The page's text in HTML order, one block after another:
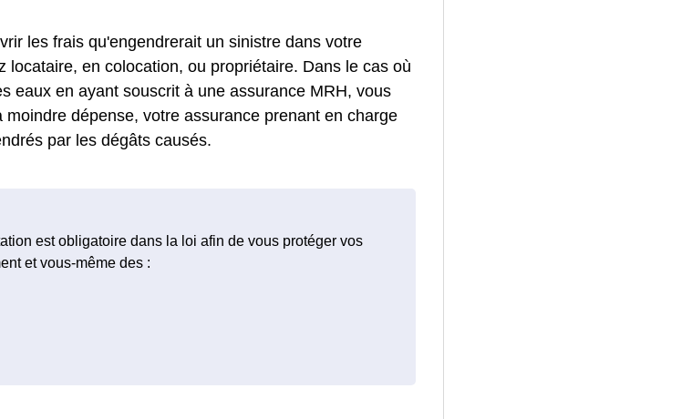
les frais qu'engendrerait un sinistre dans votre
locataire, en colocation, ou propriétaire. Dans le cas où
eaux en ayant souscrit à une assurance MRH, vous
moindre dépense, votre assurance prenant en charge
par les dégâts causés.
est obligatoire dans la loi afin de vous protéger vos
et vous-même des :